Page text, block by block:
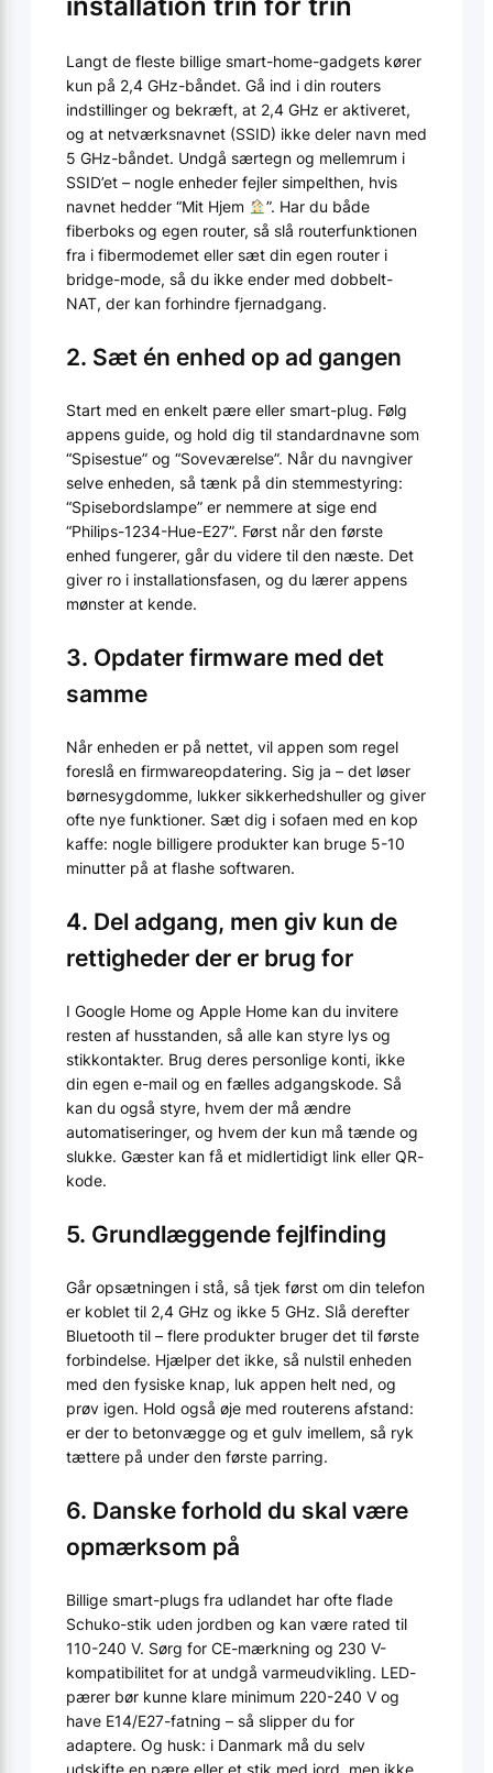
installation trin for trin
Langt de fleste billige smart-home-gadgets kører
kun på 2,4 GHz-båndet. Gå ind i din routers
indstillinger og bekræft, at 2,4 GHz er aktiveret,
og at netværksnavnet (SSID) ikke deler navn med
5 GHz-båndet. Undgå særtegn og mellemrum i
SSID’et – nogle enheder fejler simpelthen, hvis
navnet hedder “Mit Hjem
”. Har du både
fiberboks og egen router, så slå routerfunktionen
fra i fibermodemet eller sæt din egen router i
bridge-mode, så du ikke ender med dobbelt-
NAT, der kan forhindre fjernadgang.
2. Sæt én enhed op ad gangen
Start med en enkelt pære eller smart-plug. Følg
appens guide, og hold dig til standardnavne som
“Spisestue” og “Soveværelse”. Når du navngiver
selve enheden, så tænk på din stemmestyring:
“Spisebordslampe” er nemmere at sige end
“Philips-1234-Hue-E27”. Først når den første
enhed fungerer, går du videre til den næste. Det
giver ro i installationsfasen, og du lærer appens
mønster at kende.
3. Opdater firmware med det
samme
Når enheden er på nettet, vil appen som regel
foreslå en firmwareopdatering. Sig ja – det løser
børnesygdomme, lukker sikkerhedshuller og giver
ofte nye funktioner. Sæt dig i sofaen med en kop
kaffe: nogle billigere produkter kan bruge 5-10
minutter på at flashe softwaren.
4. Del adgang, men giv kun de
rettigheder der er brug for
I Google Home og Apple Home kan du invitere
resten af husstanden, så alle kan styre lys og
stikkontakter. Brug deres personlige konti, ikke
din egen e-mail og en fælles adgangskode. Så
kan du også styre, hvem der må ændre
automatiseringer, og hvem der kun må tænde og
slukke. Gæster kan få et midlertidigt link eller QR-
kode.
5. Grundlæggende fejlfinding
Går opsætningen i stå, så tjek først om din telefon
er koblet til 2,4 GHz og ikke 5 GHz. Slå derefter
Bluetooth til – flere produkter bruger det til første
forbindelse. Hjælper det ikke, så nulstil enheden
med den fysiske knap, luk appen helt ned, og
prøv igen. Hold også øje med routerens afstand:
er der to betonvægge og et gulv imellem, så ryk
tættere på under den første parring.
6. Danske forhold du skal være
opmærksom på
Billige smart-plugs fra udlandet har ofte flade
Schuko-stik uden jordben og kan være rated til
110-240 V. Sørg for CE-mærkning og 230 V-
kompatibilitet for at undgå varmeudvikling. LED-
pærer bør kunne klare minimum 220-240 V og
have E14/E27-fatning – så slipper du for
adaptere. Og husk: i Danmark må du selv